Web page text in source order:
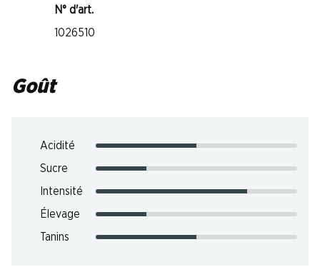
N° d'art.
1026510
Goût
Acidité
Sucre
Intensité
Élevage
Tanins